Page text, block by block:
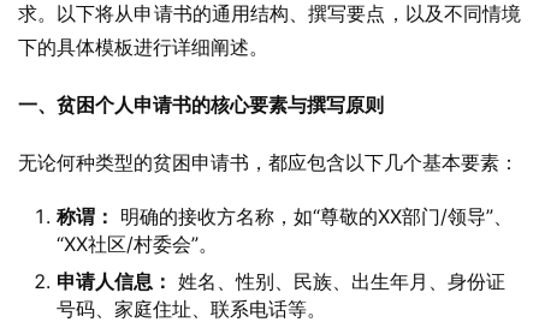
求。以下将从申请书的通用结构、撰写要点，以及不同情境
下的具体模板进行详细阐述。
一、贫困个人申请书的核心要素与撰写原则
无论何种类型的贫困申请书，都应包含以下几个基本要素：
称谓： 明确的接收方名称，如“尊敬的XX部门/领导”、
“XX社区/村委会”。
申请人信息： 姓名、性别、民族、出生年月、身份证
号码、家庭住址、联系电话等。